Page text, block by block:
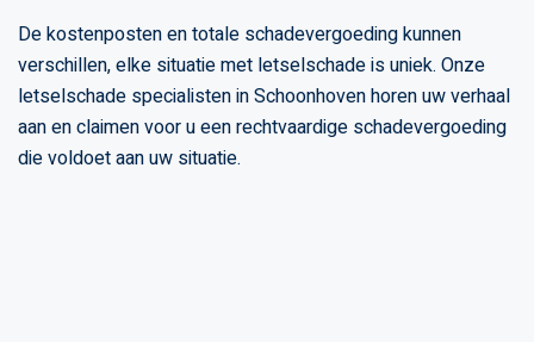
De kostenposten en totale schadevergoeding kunnen
verschillen, elke situatie met letselschade is uniek. Onze
letselschade specialisten in Schoonhoven horen uw verhaal
aan en claimen voor u een rechtvaardige schadevergoeding
die voldoet aan uw situatie.